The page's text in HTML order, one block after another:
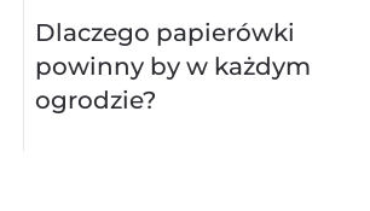
Dlaczego papierówki
powinny by w każdym
ogrodzie?